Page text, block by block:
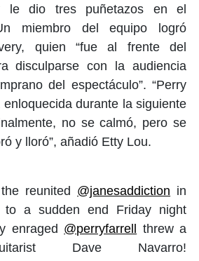
le dio tres puñetazos en el
miembro del equipo logró
quien “fue al frente del
disculparse con la audiencia
del espectáculo”. “Perry
durante la siguiente
no se calmó, pero se
y lloró”, añadió Etty Lou.
reunited @janesaddiction in
to a sudden end Friday night
enraged @perryfarrell threw a
Dave Navarro!